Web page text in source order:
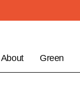
About Green